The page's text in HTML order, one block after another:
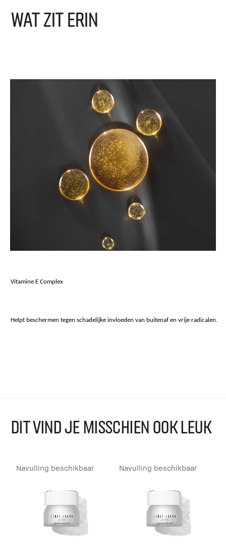
Vitamine E Complex
Helpt beschermen tegen schadelijke invloeden van buitenaf en vrije radicalen.
Wat zit erin
DIT VIND JE MISSCHIEN OOK LEUK
Navulling beschikbaar Navulling beschikbaar